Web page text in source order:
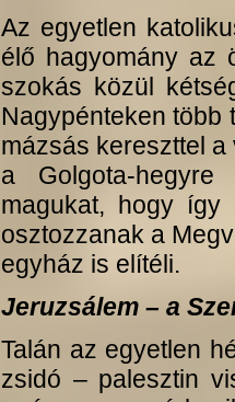
Az egyetlen
élő hagyomány az
szokás közül
Nagypénteken több
mázsás kereszttel
a Golgota-hegyre
magukat, hogy így
osztozzanak a
egyház is elítéli.
Jeruzsálem – a
Talán az egyetlen
zsidó – palesztin